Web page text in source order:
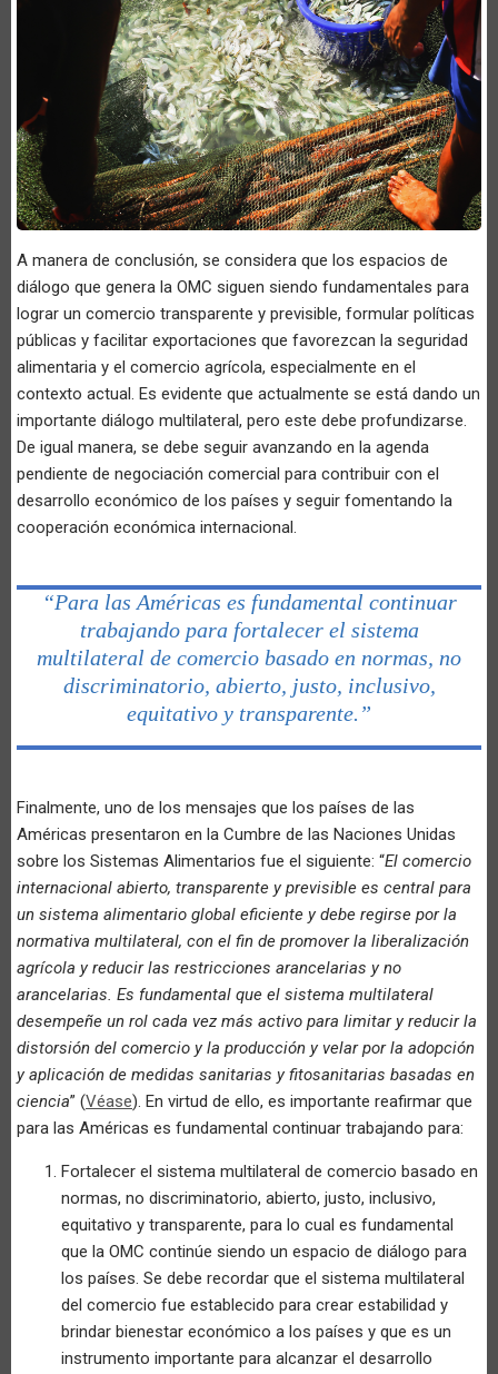
A manera de conclusión, se considera que los espacios de
diálogo que genera la OMC siguen siendo fundamentales para
lograr un comercio transparente y previsible, formular políticas
públicas y facilitar exportaciones que favorezcan la seguridad
alimentaria y el comercio agrícola, especialmente en el
contexto actual. Es evidente que actualmente se está dando un
importante diálogo multilateral, pero este debe profundizarse.
De igual manera, se debe seguir avanzando en la agenda
pendiente de negociación comercial para contribuir con el
desarrollo económico de los países y seguir fomentando la
cooperación económica internacional.
“Para las Américas es fundamental continuar
trabajando para fortalecer el sistema
multilateral de comercio basado en normas, no
discriminatorio, abierto, justo, inclusivo,
equitativo y transparente.”
Finalmente, uno de los mensajes que los países de las
Américas presentaron en la Cumbre de las Naciones Unidas
sobre los Sistemas Alimentarios fue el siguiente: “El comercio
internacional abierto, transparente y previsible es central para
un sistema alimentario global eficiente y debe regirse por la
normativa multilateral, con el fin de promover la liberalización
agrícola y reducir las restricciones arancelarias y no
arancelarias. Es fundamental que el sistema multilateral
desempeñe un rol cada vez más activo para limitar y reducir la
distorsión del comercio y la producción y velar por la adopción
y aplicación de medidas sanitarias y fitosanitarias basadas en
ciencia” (Véase). En virtud de ello, es importante reafirmar que
para las Américas es fundamental continuar trabajando para:
Fortalecer el sistema multilateral de comercio basado en
normas, no discriminatorio, abierto, justo, inclusivo,
equitativo y transparente, para lo cual es fundamental
que la OMC continúe siendo un espacio de diálogo para
los países. Se debe recordar que el sistema multilateral
del comercio fue establecido para crear estabilidad y
brindar bienestar económico a los países y que es un
instrumento importante para alcanzar el desarrollo